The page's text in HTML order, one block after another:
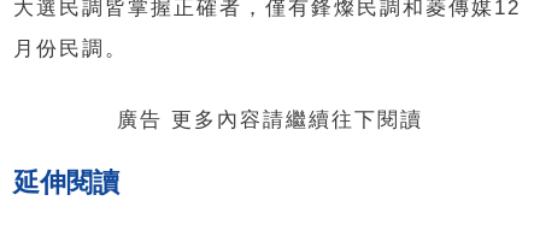
大選民調皆掌握正確者，僅有鋒燦民調和菱傳媒12
月份民調。
廣告 更多內容請繼續往下閱讀
延伸閱讀